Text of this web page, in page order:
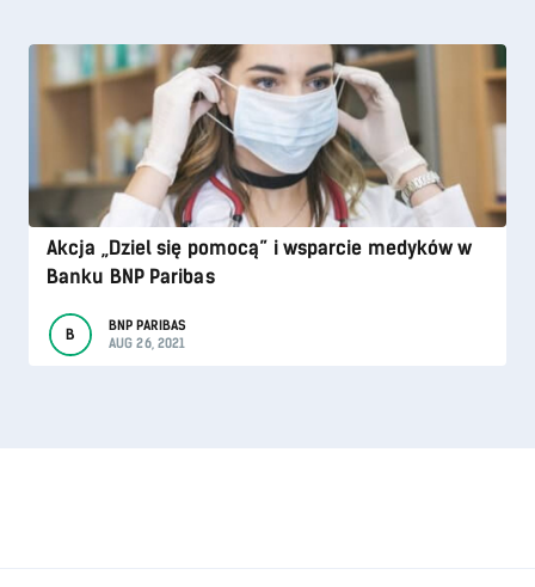
Akcja „Dziel się pomocą” i wsparcie medyków w
Banku BNP Paribas
B
BNP PARIBAS
AUG 26, 2021